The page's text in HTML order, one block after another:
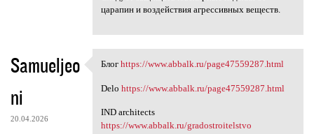
царапин и воздействия агрессивных веществ.
Samueljeo
ni
20.04.2026
Блог https://www.abbalk.ru
Блог https://www.abbalk.ru/page47559287.html
Delo https://www.abbalk.ru/page47559287.html
IND architects
https://www.abbalk.ru/gradostroitelstvo